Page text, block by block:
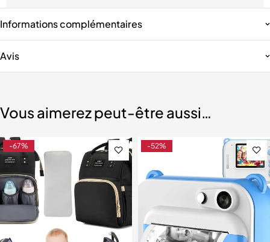
Informations complémentaires
Avis
Vous aimerez peut-être aussi…
-67% -52%